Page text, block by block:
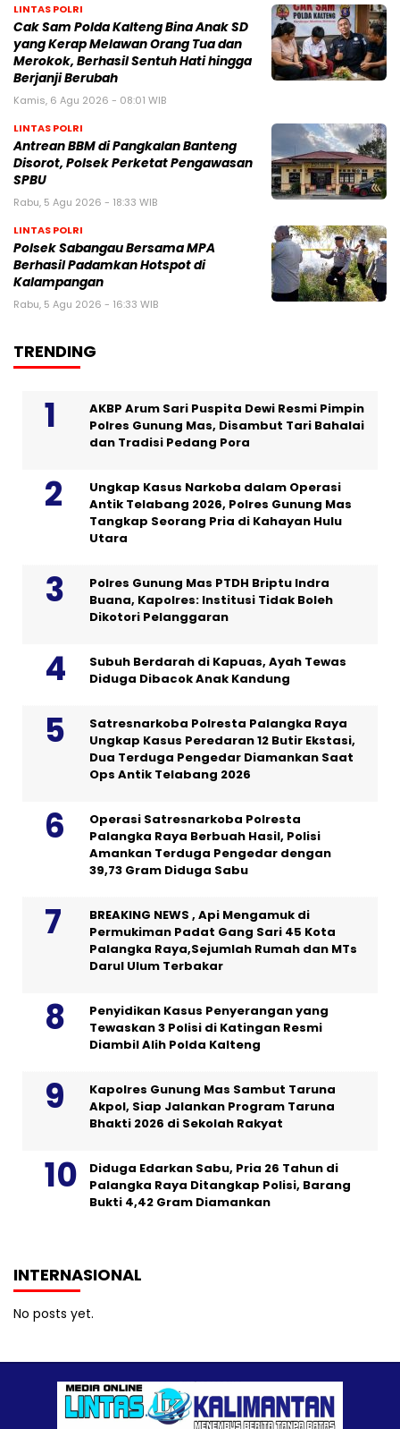
LINTAS POLRI
Cak Sam Polda Kalteng Bina Anak SD
yang Kerap Melawan Orang Tua dan
Merokok, Berhasil Sentuh Hati hingga
Berjanji Berubah
Kamis, 6 Agu 2026 - 08:01 WIB
LINTAS POLRI
Antrean BBM di Pangkalan Banteng
Disorot, Polsek Perketat Pengawasan
SPBU
Rabu, 5 Agu 2026 - 18:33 WIB
LINTAS POLRI
Polsek Sabangau Bersama MPA
Berhasil Padamkan Hotspot di
Kalampangan
Rabu, 5 Agu 2026 - 16:33 WIB
TRENDING
AKBP Arum Sari Puspita Dewi Resmi Pimpin
Polres Gunung Mas, Disambut Tari Bahalai
dan Tradisi Pedang Pora
Ungkap Kasus Narkoba dalam Operasi
Antik Telabang 2026, Polres Gunung Mas
Tangkap Seorang Pria di Kahayan Hulu
Utara
Polres Gunung Mas PTDH Briptu Indra
Buana, Kapolres: Institusi Tidak Boleh
Dikotori Pelanggaran
Subuh Berdarah di Kapuas, Ayah Tewas
Diduga Dibacok Anak Kandung
Satresnarkoba Polresta Palangka Raya
Ungkap Kasus Peredaran 12 Butir Ekstasi,
Dua Terduga Pengedar Diamankan Saat
Ops Antik Telabang 2026
Operasi Satresnarkoba Polresta
Palangka Raya Berbuah Hasil, Polisi
Amankan Terduga Pengedar dengan
39,73 Gram Diduga Sabu
BREAKING NEWS , Api Mengamuk di
Permukiman Padat Gang Sari 45 Kota
Palangka Raya,Sejumlah Rumah dan MTs
Darul Ulum Terbakar
Penyidikan Kasus Penyerangan yang
Tewaskan 3 Polisi di Katingan Resmi
Diambil Alih Polda Kalteng
Kapolres Gunung Mas Sambut Taruna
Akpol, Siap Jalankan Program Taruna
Bhakti 2026 di Sekolah Rakyat
Diduga Edarkan Sabu, Pria 26 Tahun di
Palangka Raya Ditangkap Polisi, Barang
Bukti 4,42 Gram Diamankan
INTERNASIONAL
No posts yet.